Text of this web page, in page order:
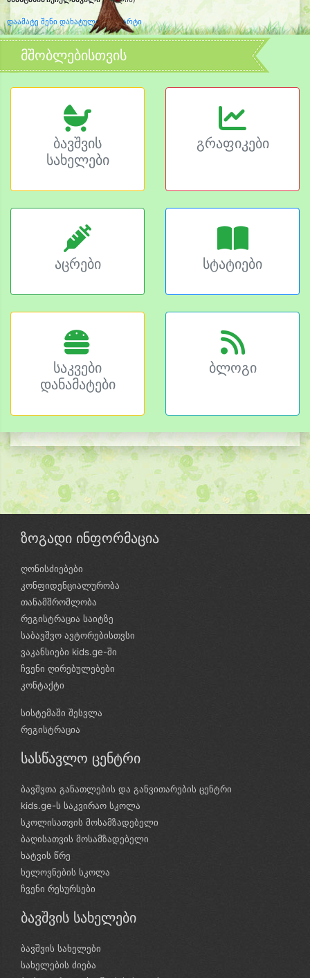
დაამატე შენი დახატული კლიპარტი
მშობლებისთვის
ბავშვის
სახელები
გრაფიკები
აცრები სტატიები
საკვები
დანამატები
ბლოგი
ზოგადი ინფორმაცია
ღონისძიებები
კონფიდენციალურობა
თანამშრომლობა
რეგისტრაცია საიტზე
საბავშვო ავტორებისთვსი
ვაკანსიები kids.ge-ში
ჩვენი ღირებულებები
კონტაქტი
სისტემაში შესვლა
რეგისტრაცია
სასწავლო ცენტრი
ბავშვთა განათლების და განვითარების ცენტრი
kids.ge-ს საკვირაო სკოლა
სკოლისათვის მოსამზადებელი
ბაღისათვის მოსამზადებელი
ხატვის წრე
ხელოვნების სკოლა
ჩვენი რესურსები
ბავშვის სახელები
ბავშვის სახელები
სახელების ძიება